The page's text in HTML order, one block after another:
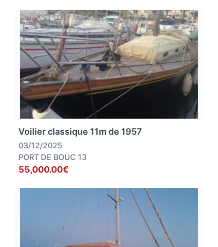
Voilier classique 11m de 1957
03/12/2025
PORT DE BOUC 13
55,000.00€